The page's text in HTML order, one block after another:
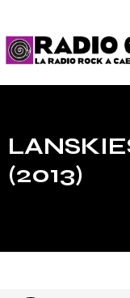
(2013)